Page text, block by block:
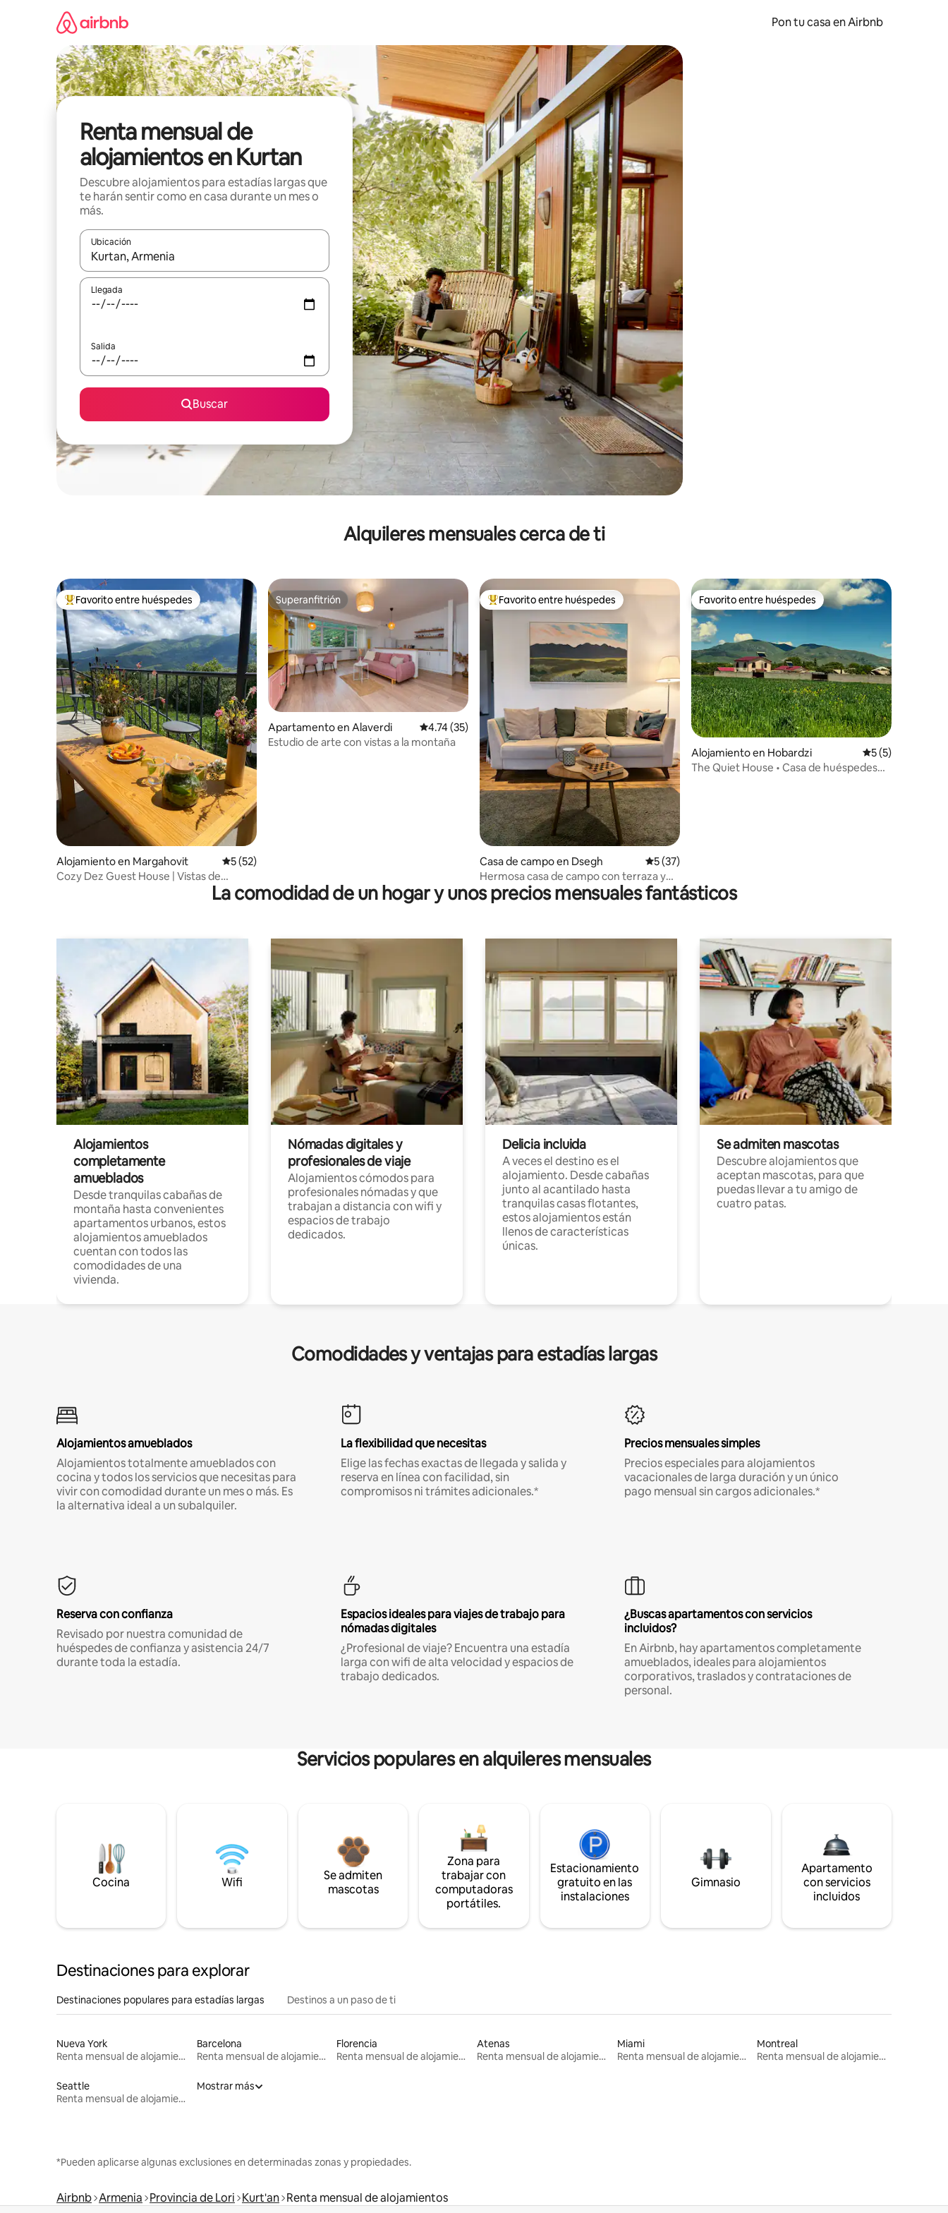
Pon tu casa en Airbnb
Renta mensual de
alojamientos en Kurtan
Descubre alojamientos para estadías largas que
te harán sentir como en casa durante un mes o
más.
Ubicación
Cuando los resultados estén disponibles, navega con las teclas de flecha hacia arriba y hacia abajo o explora con el tacto o desliza el dedo.
Llegada
Salida
Buscar
Alquileres mensuales cerca de ti
Favorito entre huéspedes preferido
Favorito entre huéspedes
Alojamiento en Margahovit Calificación promedio: 5 de 5, 52 reseñas
5 (52)
Cozy Dez Guest House | Vistas de
Superanfitrión
Superanfitrión
Apartamento en Alaverdi Calificación promedio: 4.74 de 5, 35 reseñas
4.74 (35)
Estudio de arte con vistas a la montaña
Favorito entre huéspedes preferido
Favorito entre huéspedes
Casa de campo en Dsegh Calificación promedio: 5 de 5, 37 reseñas
5 (37)
Hermosa casa de campo con terraza y
horno para pizza
Favorito entre huéspedes
Favorito entre huéspedes
Alojamiento en Hobardzi Calificación
5 (5)
The Quiet House • Casa de huéspedes
La comodidad de un hogar y unos precios mensuales fantásticos
Alojamientos
completamente
amueblados
Desde tranquilas cabañas de
montaña hasta convenientes
apartamentos urbanos, estos
alojamientos amueblados
cuentan con todos las
comodidades de una
vivienda.
Nómadas digitales y
profesionales de viaje
Alojamientos cómodos para
profesionales nómadas y que
trabajan a distancia con wifi y
espacios de trabajo
dedicados.
Delicia incluida
A veces el destino es el
alojamiento. Desde cabañas
junto al acantilado hasta
tranquilas casas flotantes,
estos alojamientos están
llenos de características
únicas.
Se admiten mascotas
Descubre alojamientos que
aceptan mascotas, para que
puedas llevar a tu amigo de
cuatro patas.
Comodidades y ventajas para estadías largas
Alojamientos amueblados
Alojamientos totalmente amueblados con
cocina y todos los servicios que necesitas para
vivir con comodidad durante un mes o más. Es
la alternativa ideal a un subalquiler.
La flexibilidad que necesitas
Elige las fechas exactas de llegada y salida y
reserva en línea con facilidad, sin
compromisos ni trámites adicionales.*
Precios mensuales simples
Precios especiales para alojamientos
vacacionales de larga duración y un único
pago mensual sin cargos adicionales.*
Reserva con confianza
Revisado por nuestra comunidad de
huéspedes de confianza y asistencia 24/7
durante toda la estadía.
Espacios ideales para viajes de trabajo para
nómadas digitales
¿Profesional de viaje? Encuentra una estadía
larga con wifi de alta velocidad y espacios de
trabajo dedicados.
¿Buscas apartamentos con servicios
incluidos?
En Airbnb, hay apartamentos completamente
amueblados, ideales para alojamientos
corporativos, traslados y contrataciones de
personal.
Servicios populares en alquileres mensuales
Cocina Wifi
Se admiten
mascotas
Zona para
trabajar con
computadoras
portátiles.
Estacionamiento
gratuito en las
instalaciones
Gimnasio
Apartamento
con servicios
incluidos
Destinaciones para explorar
Destinaciones populares para estadías largas Destinos a un paso de ti
Nueva York
Renta mensual de alojamientos
Barcelona
Renta mensual de alojamientos
Florencia
Renta mensual de alojamientos
Atenas
Renta mensual de alojamientos
Miami
Renta mensual de alojamientos
Montreal
Renta mensual de alojamientos
Seattle
Renta mensual de alojamientos
Mostrar más
*Pueden aplicarse algunas exclusiones en determinadas zonas y propiedades.
Airbnb Armenia Provincia de Lori Kurt'an Renta mensual de alojamientos